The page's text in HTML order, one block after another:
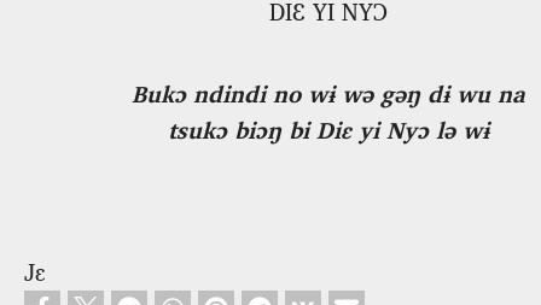
DIƐ YI NYƆ
Bukɔ ndindi no wɨ wə gəŋ dɨ wu na
tsukɔ biɔŋ bi Diɛ yi Nyɔ lə wɨ
Jɛ